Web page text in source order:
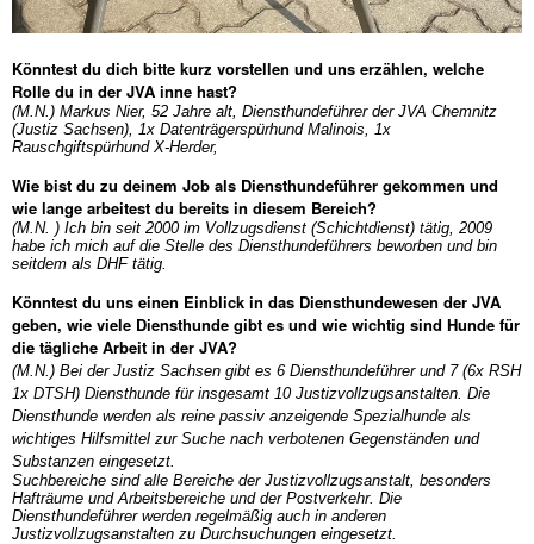
Könntest du dich bitte kurz vorstellen und uns erzählen, welche
Rolle du in der JVA inne hast?
(M.N.) Markus Nier, 52 Jahre alt, Diensthundeführer der JVA Chemnitz
(Justiz Sachsen), 1x Datenträgerspürhund Malinois, 1x
Rauschgiftspürhund X-Herder,
Wie bist du zu deinem Job als Diensthundeführer gekommen und
wie lange arbeitest du bereits in diesem Bereich?
(M.N. ) Ich bin seit 2000 im Vollzugsdienst (Schichtdienst) tätig, 2009
habe ich mich auf die Stelle des Diensthundeführers beworben und bin
seitdem als DHF tätig.
Könntest du uns einen Einblick in das Diensthundewesen der JVA
geben, wie viele Diensthunde gibt es und wie wichtig sind Hunde für
die tägliche Arbeit in der JVA?
(M.N.) Bei der Justiz Sachsen gibt es 6 Diensthundeführer und 7 (6x RSH
1x DTSH) Diensthunde für insgesamt 10 Justizvollzugsanstalten. Die
Diensthunde werden als reine passiv anzeigende Spezialhunde als
wichtiges Hilfsmittel zur Suche nach verbotenen Gegenständen und
Substanzen eingesetzt.
Suchbereiche sind alle Bereiche der Justizvollzugsanstalt, besonders
Hafträume und Arbeitsbereiche und der Postverkehr. Die
Diensthundeführer werden regelmäßig auch in anderen
Justizvollzugsanstalten zu Durchsuchungen eingesetzt.